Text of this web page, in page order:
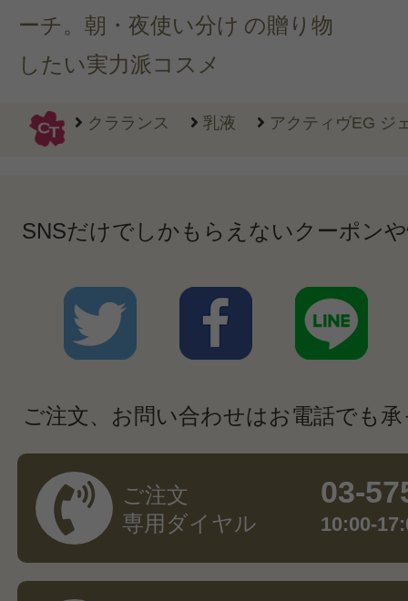
ーチ。朝・夜使い分け
したい実力派コスメ
の贈り物
クラランス 乳液 アクティヴEG ジ
SNSだけでしかもらえないクーポン
ご注文、お問い合わせはお電話でも
ご注文
専用ダイヤル
03-
10:00-